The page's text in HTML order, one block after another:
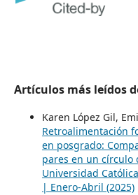
Artículos más leídos
Karen López Gil,
Retroalimentación
en posgrado:
pares en un círculo
Universidad
| Enero-Abril (2025)